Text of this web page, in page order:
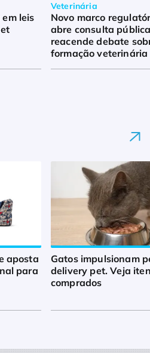
leis
Veterinária
Novo marco
abre consulta
reacende debate
formação veterinária
aposta
para
Gatos impulsionam
delivery pet. Veja
comprados